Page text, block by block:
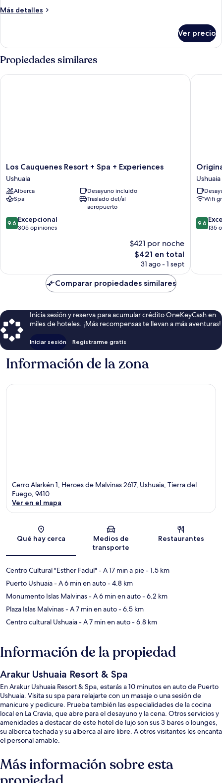
al
Más detalles
Más
estudio
vista
océano
Ver precio
Propiedades similares
Los
Cauquenes
Resort
+
Spa
Experiences
Ushuaia
Los Cauquenes Resort + Spa + Experiences
Ushuaia
Alberca
Desayuno incluido
Spa
Traslado del/al
aeropuerto
9.6
de
9.6 Excepcional
305 opiniones
$421 por noche
El
precio
es
$421 en total
31 ago - 1 sept
Los Cauquenes Resort + Spa + Experiences
Original
House
Hotel
Ushuaia
Ushuaia
Wifi
9.6
de
9.6
135
Original
Comparar propiedades similares
Inicia sesión y reserva para acumular crédito OneKeyCash en
miles de hoteles. ¡Más recompensas te llevan a más aventuras!
Iniciar sesión Registrarme gratis
Información de la zona
Cerro Alarkén 1, Heroes de Malvinas 2617, Ushuaia, Tierra del
Fuego, 9410
Ver en el mapa
Qué hay cerca
Medios de
transporte
Restaurantes
Centro Cultural "Esther Fadul"- A 17 min a pie- 1.5 km
Puerto Ushuaia- A 6 min en auto- 4.8 km
Monumento Islas Malvinas- A 6 min en auto- 6.2 km
Plaza Islas Malvinas- A 7 min en auto- 6.5 km
Centro cultural Ushuaia- A 7 min en auto- 6.8 km
Información de la propiedad
Arakur Ushuaia Resort & Spa
En Arakur Ushuaia Resort & Spa, estarás a 10 minutos en auto de Puerto
Ushuaia. Visita su spa para relajarte con un masaje o una sesión de
manicure y pedicure. Prueba también las especialidades de la cocina
local en La Cravia, que abre para el desayuno y la cena. Otros servicios y
amenidades a destacar de este hotel de lujo son sus 3 bares o lounges,
su alberca techada y su alberca al aire libre. A otros visitantes les encanta
el personal amable.
Más información sobre esta